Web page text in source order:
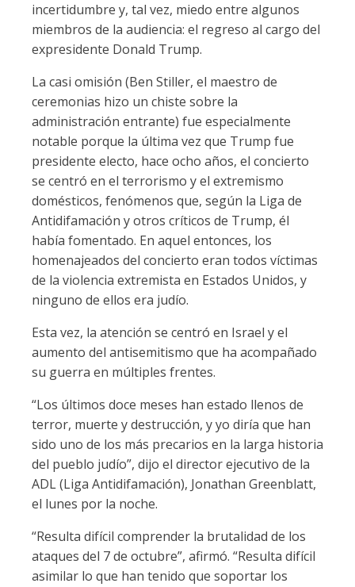
incertidumbre y, tal vez, miedo entre algunos
miembros de la audiencia: el regreso al cargo del
expresidente Donald Trump.
La casi omisión (Ben Stiller, el maestro de
ceremonias hizo un chiste sobre la
administración entrante) fue especialmente
notable porque la última vez que Trump fue
presidente electo, hace ocho años, el concierto
se centró en el terrorismo y el extremismo
domésticos, fenómenos que, según la Liga de
Antidifamación y otros críticos de Trump, él
había fomentado. En aquel entonces, los
homenajeados del concierto eran todos víctimas
de la violencia extremista en Estados Unidos, y
ninguno de ellos era judío.
Esta vez, la atención se centró en Israel y el
aumento del antisemitismo que ha acompañado
su guerra en múltiples frentes.
“Los últimos doce meses han estado llenos de
terror, muerte y destrucción, y yo diría que han
sido uno de los más precarios en la larga historia
del pueblo judío”, dijo el director ejecutivo de la
ADL (Liga Antidifamación), Jonathan Greenblatt,
el lunes por la noche.
“Resulta difícil comprender la brutalidad de los
ataques del 7 de octubre”, afirmó. “Resulta difícil
asimilar lo que han tenido que soportar los